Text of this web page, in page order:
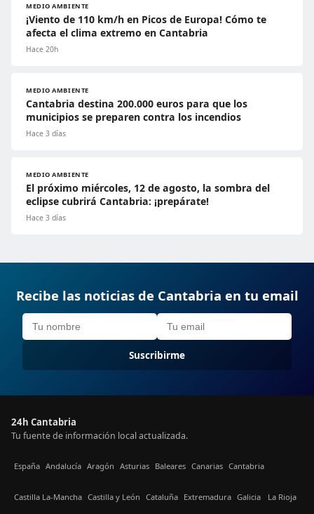
MEDIO AMBIENTE
¡Viento de 110 km/h en Picos de Europa! Cómo te
afecta el clima extremo en Cantabria
Hace 20h
MEDIO AMBIENTE
Cantabria destina 200.000 euros para que los
municipios se preparen contra los incendios
Hace 3 días
MEDIO AMBIENTE
El próximo miércoles, 12 de agosto, la sombra del
eclipse cubrirá Cantabria: ¡prepárate!
Hace 3 días
Recibe las noticias de Cantabria en tu email
Suscribirme
24h Cantabria
Tu fuente de información local actualizada.
España Andalucía Aragón Asturias Baleares Canarias Cantabria
Castilla La-Mancha Castilla y León Cataluña Extremadura Galicia La Rioja